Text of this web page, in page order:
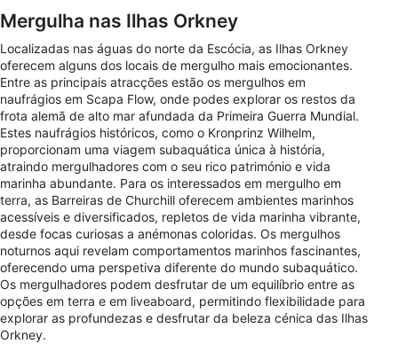
Mergulha nas Ilhas Orkney
Localizadas nas águas do norte da Escócia, as Ilhas Orkney
oferecem alguns dos locais de mergulho mais emocionantes.
Entre as principais atracções estão os mergulhos em
naufrágios em Scapa Flow, onde podes explorar os restos da
frota alemã de alto mar afundada da Primeira Guerra Mundial.
Estes naufrágios históricos, como o Kronprinz Wilhelm,
proporcionam uma viagem subaquática única à história,
atraindo mergulhadores com o seu rico património e vida
marinha abundante. Para os interessados em mergulho em
terra, as Barreiras de Churchill oferecem ambientes marinhos
acessíveis e diversificados, repletos de vida marinha vibrante,
desde focas curiosas a anémonas coloridas. Os mergulhos
noturnos aqui revelam comportamentos marinhos fascinantes,
oferecendo uma perspetiva diferente do mundo subaquático.
Os mergulhadores podem desfrutar de um equilíbrio entre as
opções em terra e em liveaboard, permitindo flexibilidade para
explorar as profundezas e desfrutar da beleza cénica das Ilhas
Orkney.